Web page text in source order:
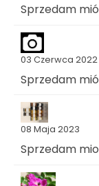
Sprzedam
03 Czerwca 2022
Sprzedam
08 Maja 2023
Sprzedam